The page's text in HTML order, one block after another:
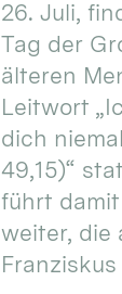
26. Juli,
Tag der
älteren
Leitwort
dich
49,15)“
führt
weiter, die